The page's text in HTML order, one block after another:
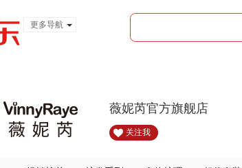
更多导航
薇妮芮官方旗舰店
关注我